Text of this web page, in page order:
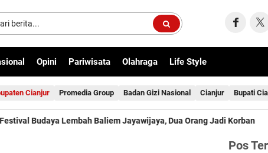
Opini Pariwisata Olahraga Life Style
Cianjur Promedia Group Badan Gizi Nasional Cianjur Bupati
Baliem Jayawijaya, Dua Orang Jadi Korban Jelang
Pos